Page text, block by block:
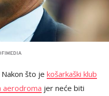
što je košarkaški klub
aerodroma jer neće biti